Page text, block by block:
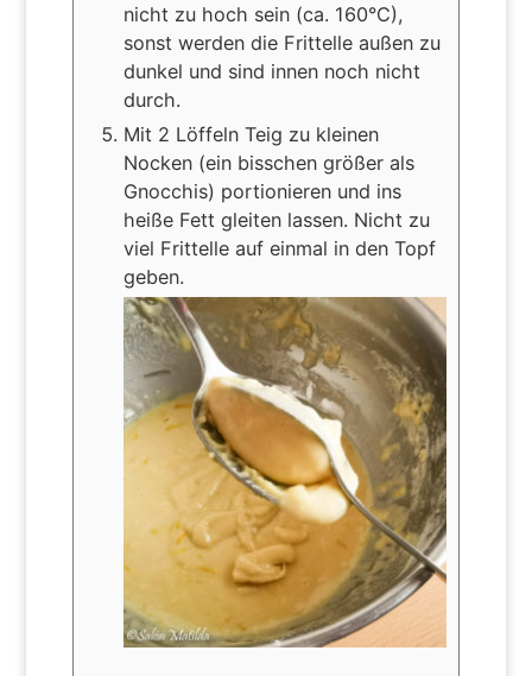
nicht zu hoch sein (ca. 160°C),
sonst werden die Frittelle außen zu
dunkel und sind innen noch nicht
durch.
Mit 2 Löffeln Teig zu kleinen
Nocken (ein bisschen größer als
Gnocchis) portionieren und ins
heiße Fett gleiten lassen. Nicht zu
viel Frittelle auf einmal in den Topf
geben.